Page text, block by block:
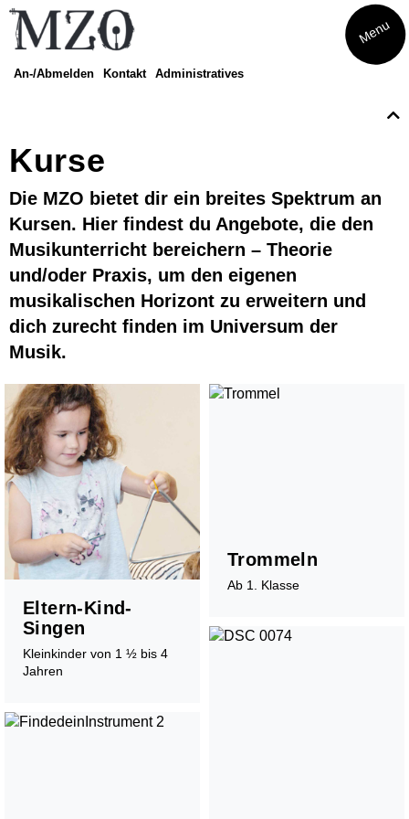
Menu
An-/Abmelden Kontakt Administratives
Eltern-Kind-Singen
Musikatelier
Musical
Theater
Finde dein Instrument
Amadeus
Finde dein Streichinstrument
Musikwoche Pop/Rock
Seniorenrhythmik Café Balance
Musikunterricht
Instrumente Übersicht
Lehrpersonen
Mietinstrumente
Beratung
Schultarife
Ortsvertretungen
Instrumentenwahl
Kurse
Die MZO bietet dir ein breites Spektrum an
Kursen. Hier findest du Angebote, die den
Musikunterricht bereichern – Theorie
und/oder Praxis, um den eigenen
musikalischen Horizont zu erweitern und
dich zurecht finden im Universum der
Musik.
Eltern-Kind-
Singen
Kleinkinder von 1 ½ bis 4
Jahren
Trommeln
Ab 1. Klasse